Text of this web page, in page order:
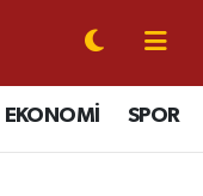
EKONOMİ SPOR